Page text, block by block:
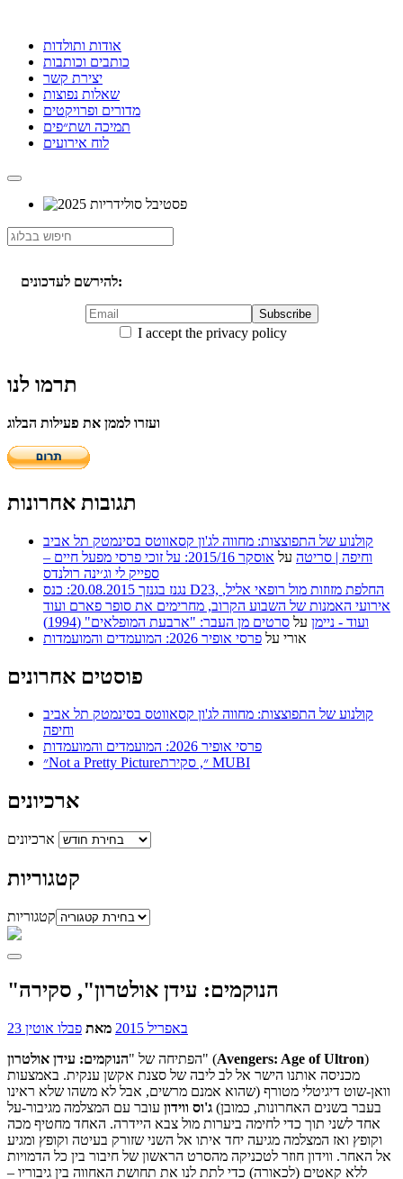
אודות ותולדות
כותבים וכותבות
יצירת קשר
שאלות נפוצות
מדורים ופרויקטים
תמיכה ושת״פים
לוח אירועים
להירשם לעדכונים:
I accept the privacy policy
תרמו לנו
ועזרו לממן את פעילות הבלוג
תגובות אחרונות
קולנוע של התפוצצות: מחווה לג'ון קסאווטס בסינמטק תל אביב
וחיפה | סריטה על
אוסקר 2015/16: על זוכי פרסי מפעל חיים –
ספייק לי וג׳ינה רולנדס
נגנז בגנזך 20.08.2015: כנס D23, החלפת מזוזות מול רופאי אליל,
אירועי האמנות של השבוע הקרוב, מחרימים את סופר פארם ועוד
ועוד - ניימן על סרטים מן העבר: "ארבעת המופלאים" (1994)
אורי על פרסי אופיר 2026: המועמדים והמועמדות
פוסטים אחרונים
קולנוע של התפוצצות: מחווה לג'ון קסאווטס בסינמטק תל אביב
וחיפה
פרסי אופיר 2026: המועמדים והמועמדות
״Not a Pretty Picture״, סקירת MUBI
ארכיונים
ארכיונים
קטגוריות
קטגוריות
"הנוקמים: עידן אולטרון", סקירה
23 באפריל 2015 מאת פבלו אוטין
הפתיחה של "הנוקמים: עידן אולטרון " (Avengers: Age of Ultron)
מכניסה אותנו הישר אל לב ליבה של סצנת אקשן ענקית. באמצעות
וואן-שוט דיגיטלי מטורף (שהוא אמנם מרשים, אבל לא משהו שלא ראינו
בעבר בשנים האחרונות, כמובן) ג'וס ווידון עובר עם המצלמה מגיבור-על
אחד לשני תוך כדי לחימה ביערות מול צבא היידרה. האחד מחטיף מכה
וקופץ ואז המצלמה מגיעה יחד איתו אל השני שזורק בעיטה וקופץ ומגיע
אל האחר. ווידון חוזר לטכניקה מהסרט הראשון של חיבור בין כל הדמויות
ללא קאטים (לכאורה) כדי לתת לנו את תחושת האחווה בין גיבוריו –